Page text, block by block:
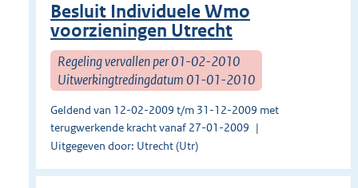
Besluit Individuele Wmo
voorzieningen Utrecht
Regeling vervallen per 01-02-2010
Uitwerkingtredingdatum 01-01-2010
Geldend van 12-02-2009 t/m 31-12-2009 met
terugwerkende kracht vanaf 27-01-2009
Uitgegeven door: Utrecht (Utr)